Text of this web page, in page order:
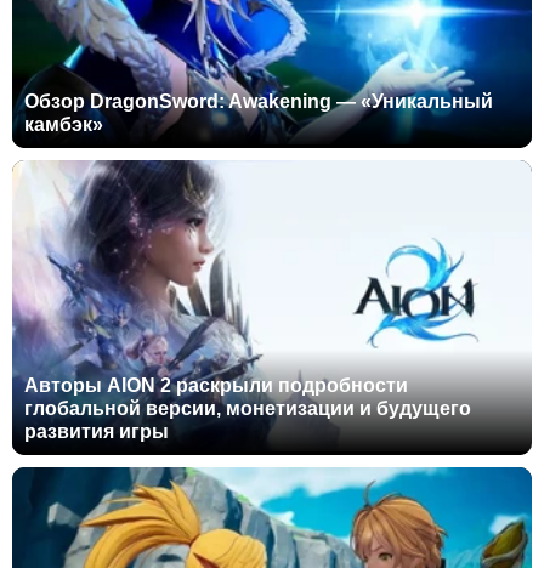
Обзор DragonSword: Awakening — «Уникальный
камбэк»
Авторы AION 2 раскрыли подробности
глобальной версии, монетизации и будущего
развития игры